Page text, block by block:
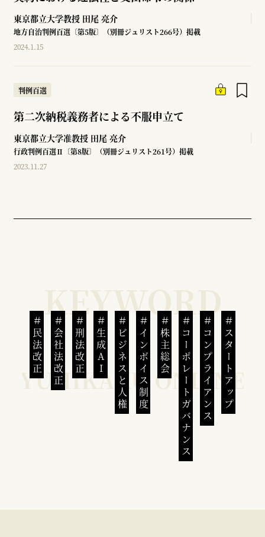
東京都立大学教授 田尾 亮介
地方自治判例百選〔第5版〕（別冊ジュリスト266号）掲載
2024.1.15
判例百選
第二次納税義務者による不服申立て
東京都立大学准教授 田尾 亮介
行政判例百選Ⅱ〔第8版〕（別冊ジュリスト261号）掲載
2023.11.27
民法改正 会社法改正 刑法改正 生成AI ビジネスと人権インボイス制度 株主総会 コーポレートガバナンスコンプライアンススタートアップ